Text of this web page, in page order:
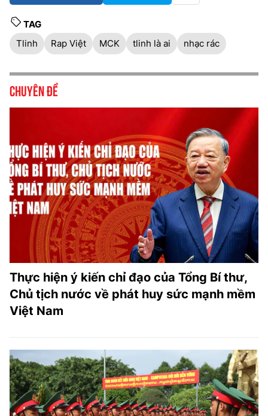
TAG
Tlinh
Rap Việt MCK tlinh là ai nhạc rác
Chuyên đề
Thực hiện ý kiến chỉ đạo của Tổng Bí thư,
Chủ tịch nước về phát huy sức mạnh mềm
Việt Nam